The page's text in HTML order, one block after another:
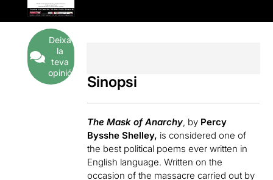
Deixa
la
teva
opinió
Sinopsi
The Mask of Anarchy, by Percy
Bysshe Shelley, is considered one of
the best political poems ever written in
English language. Written on the
occasion of the massacre carried out by